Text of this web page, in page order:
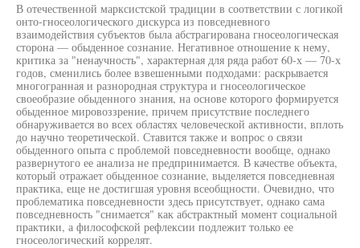
В отечественной марксистской традиции в соответствии с логикой
онто-гносеологического дискурса из повседневного
взаимодействия субъектов была абстрагирована гносеологическая
сторона — обыденное сознание. Негативное отношение к нему,
критика за "ненаучность", характерная для ряда работ 60-х — 70-х
годов, сменились более взвешенными подходами: раскрывается
многогранная и разнородная структура и гносеологическое
своеобразие обыденного знания, на основе которого формируется
обыденное мировоззрение, причем присутствие последнего
обнаруживается во всех областях человеческой активности, вплоть
до научно теоретической. Ставится также и вопрос о связи
обыденного опыта с проблемой повседневности вообще, однако
развернутого ее анализа не предпринимается. В качестве объекта,
который отражает обыденное сознание, выделяется повседневная
практика, еще не достигшая уровня всеобщности. Очевидно, что
проблематика повседневности здесь присутствует, однако сама
повседневность "снимается" как абстрактный момент социальной
практики, а философской рефлексии подлежит только ее
гносеологический коррелят.